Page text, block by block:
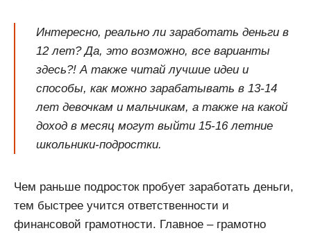
Интересно, реально ли заработать деньги в
12 лет? Да, это возможно, все варианты
здесь?! А также читай лучшие идеи и
способы, как можно зарабатывать в 13-14
лет девочкам и мальчикам, а также на какой
доход в месяц могут выйти 15-16 летние
школьники-подростки.
Чем раньше подросток пробует заработать деньги,
тем быстрее учится ответственности и
финансовой грамотности. Главное – грамотно